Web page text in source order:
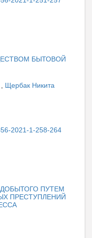
БЫТОВОЙ
Щербак Никита
2021-1-258-264
ПУТЕМ
ПРЕСТУПЛЕНИЙ